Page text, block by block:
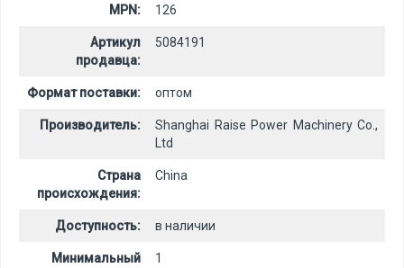
MPN: 126
Артикул
продавца:
5084191
Формат поставки: оптом
Производитель:
Shanghai Raise Power Machinery Co.,
Ltd
Страна
происхождения:
China
Доступность: в наличии
Минимальный
1